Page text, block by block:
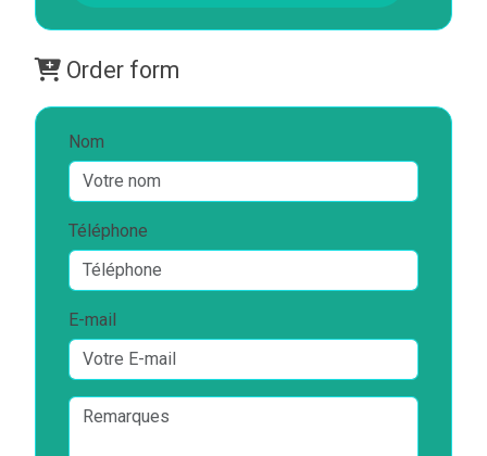
Order form
Nom
Téléphone
E-mail